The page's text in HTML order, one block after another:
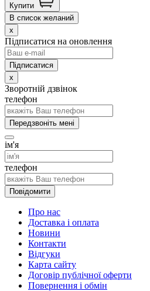
Купити
В список желаний
x
Підписатися на оновлення
x
Зворотній дзвінок
телефон
Передзвоніть мені
ім'я
телефон
Повідомити
Про нас
Доставка і оплата
Новини
Контакти
Відгуки
Карта сайту
Договір публічної оферти
Повернення і обмін